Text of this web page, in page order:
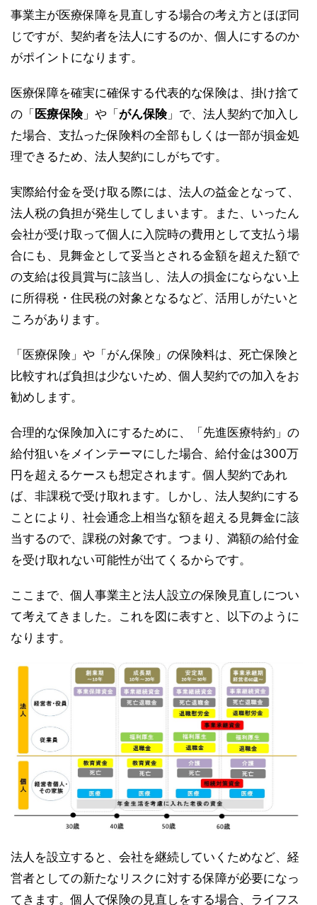
事業主が医療保障を見直しする場合の考え方とほぼ同
じですが、契約者を法人にするのか、個人にするのか
がポイントになります。
医療保障を確実に確保する代表的な保険は、掛け捨て
の「 医療保険」や「がん保険」で、法人契約で加入し
た場合、支払った保険料の全部もしくは一部が損金処
理できるため、法人契約にしがちです。
実際給付金を受け取る際には、法人の益金となって、
法人税の負担が発生してしまいます。また、いったん
会社が受け取って個人に入院時の費用として支払う場
合にも、見舞金として妥当とされる金額を超えた額で
の支給は役員賞与に該当し、法人の損金にならない上
に所得税・住民税の対象となるなど、活用しがたいと
ころがあります。
「医療保険」や「がん保険」の保険料は、死亡保険と
比較すれば負担は少ないため、個人契約での加入をお
勧めします。
合理的な保険加入にするために、「先進医療特約」の
給付狙いをメインテーマにした場合、給付金は300万
円を超えるケースも想定されます。個人契約であれ
ば、非課税で受け取れます。しかし、法人契約にする
ことにより、社会通念上相当な額を超える見舞金に該
当するので、課税の対象です。つまり、満額の給付金
を受け取れない可能性が出てくるからです。
ここまで、個人事業主と法人設立の保険見直しについ
て考えてきました。これを図に表すと、以下のように
なります。
法人を設立すると、会社を継続していくためなど、経
営者としての新たなリスクに対する保障が必要になっ
てきます。個人で保険の見直しをする場合、ライフス